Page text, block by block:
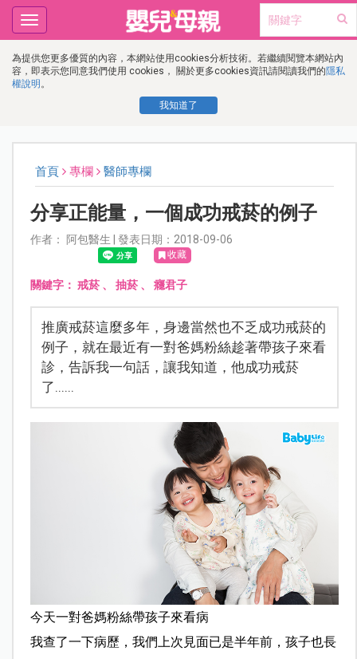
為提供您更多優質的內容，本網站使用cookies分析技術。若繼續閱覽本網站內
容，即表示您同意我們使用 cookies， 關於更多cookies資訊請閱讀我們的隱私
權說明 。
我知道了
Toggle
navigation
首頁 專欄 醫師專欄
分享正能量，一個成功戒菸的例子
作者： 阿包醫生 | 發表日期：2018-09-06
收藏
關鍵字： 戒菸、 抽菸、 癮君子
推廣戒菸這麼多年，身邊當然也不乏成功戒菸的
例子，就在最近有一對爸媽粉絲趁著帶孩子來看
診，告訴我一句話，讓我知道，他成功戒菸
了......
今天一對爸媽粉絲帶孩子來看病
我查了一下病歷，我們上次見面已是半年前，孩子也長